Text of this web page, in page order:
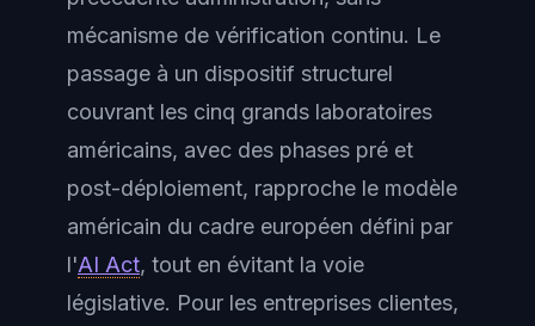
mécanisme de vérification continu. Le
passage à un dispositif structurel
couvrant les cinq grands laboratoires
américains, avec des phases pré et
post-déploiement, rapproche le modèle
américain du cadre européen défini par
l'AI Act, tout en évitant la voie
législative. Pour les entreprises clientes,